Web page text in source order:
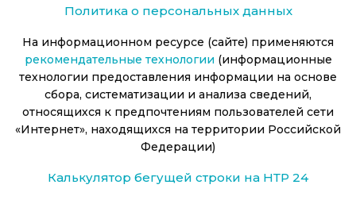
Политика о персональных данных
На информационном ресурсе (сайте) применяются
рекомендательные технологии (информационные
технологии предоставления информации на основе
сбора, систематизации и анализа сведений,
относящихся к предпочтениям пользователей сети
«Интернет», находящихся на территории Российской
Федерации)
Калькулятор бегущей строки на НТР 24